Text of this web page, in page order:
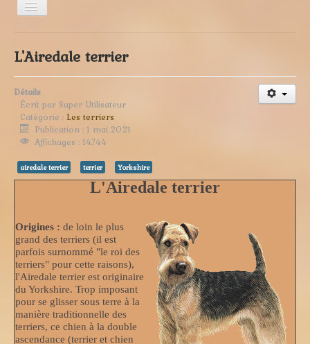
Toggle
Navigation
L'Airedale terrier
Détails
Écrit par Super Utilisateur
Catégorie : Les terriers
Publication : 1 mai 2021
Affichages : 14744
airedale terrier terrier Yorkshire
L'Airedale terrier
Origines : de loin le plus
grand des terriers (il est
parfois surnommé "le roi des
terriers" pour cette raisons),
l'Airedale terrier est originaire
du Yorkshire. Trop imposant
pour se glisser sous terre à la
manière traditionnelle des
terriers, ce chien à la double
ascendance (terrier et chien